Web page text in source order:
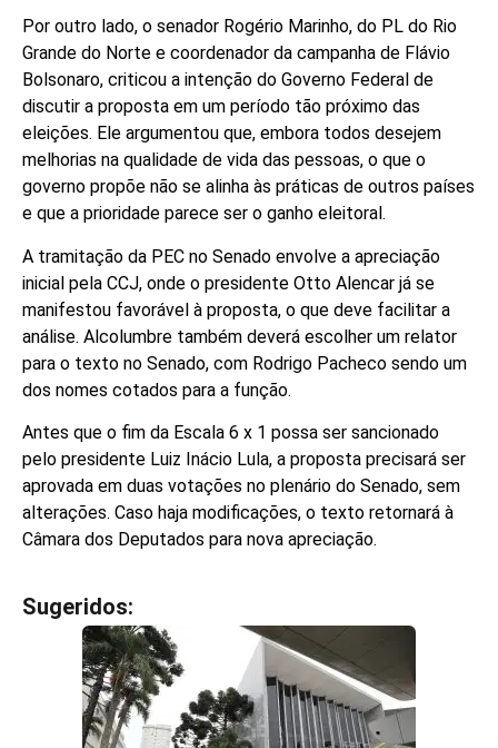
Por outro lado, o senador Rogério Marinho, do PL do Rio
Grande do Norte e coordenador da campanha de Flávio
Bolsonaro, criticou a intenção do Governo Federal de
discutir a proposta em um período tão próximo das
eleições. Ele argumentou que, embora todos desejem
melhorias na qualidade de vida das pessoas, o que o
governo propõe não se alinha às práticas de outros países
e que a prioridade parece ser o ganho eleitoral.
A tramitação da PEC no Senado envolve a apreciação
inicial pela CCJ, onde o presidente Otto Alencar já se
manifestou favorável à proposta, o que deve facilitar a
análise. Alcolumbre também deverá escolher um relator
para o texto no Senado, com Rodrigo Pacheco sendo um
dos nomes cotados para a função.
Antes que o fim da Escala 6 x 1 possa ser sancionado
pelo presidente Luiz Inácio Lula, a proposta precisará ser
aprovada em duas votações no plenário do Senado, sem
alterações. Caso haja modificações, o texto retornará à
Câmara dos Deputados para nova apreciação.
Sugeridos: